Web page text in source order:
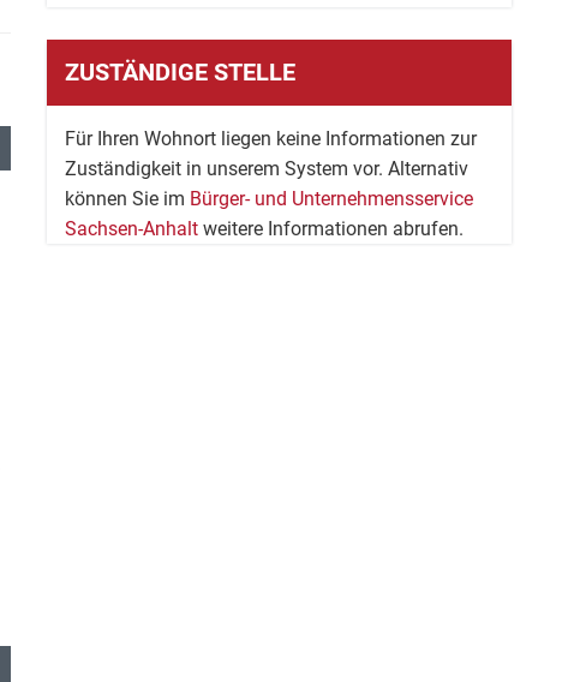
ZUSTÄNDIGE STELLE
Für Ihren Wohnort liegen keine Informationen zur
Zuständigkeit in unserem System vor. Alternativ
können Sie im Bürger- und Unternehmensservice
Sachsen-Anhalt weitere Informationen abrufen.